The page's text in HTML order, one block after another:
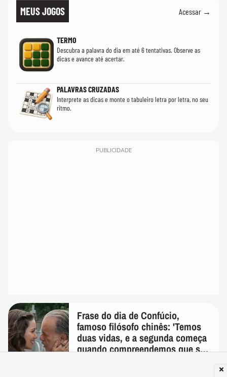
MEUS JOGOS Acessar →
TERMO
Descubra a palavra do dia em até 6 tentativas. Observe as
dicas e avance até acertar.
PALAVRAS CRUZADAS
Interprete as dicas e monte o tabuleiro letra por letra, no seu
ritmo.
PUBLICIDADE
Frase do dia de Confúcio,
famoso filósofo chinês: 'Temos
duas vidas, e a segunda começa
quando compreendemos que só